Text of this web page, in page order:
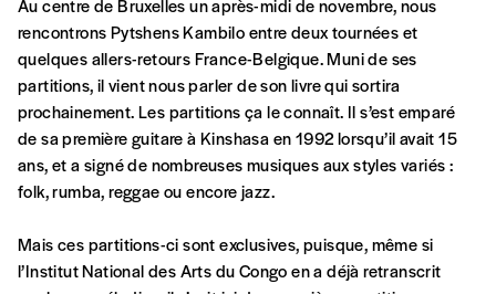
Au centre de Bruxelles un après-midi de novembre, nous
rencontrons Pytshens Kambilo entre deux tournées et
quelques allers-retours France-Belgique. Muni de ses
partitions, il vient nous parler de son livre qui sortira
prochainement. Les partitions ça le connaît. Il s’est emparé
de sa première guitare à Kinshasa en 1992 lorsqu’il avait 15
ans, et a signé de nombreuses musiques aux styles variés :
folk, rumba, reggae ou encore jazz.
Mais ces partitions-ci sont exclusives, puisque, même si
l’Institut National des Arts du Congo en a déjà retranscrit